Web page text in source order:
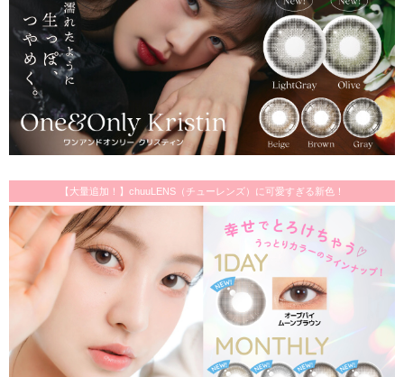
【大量追加！】chuuLENS（チューレンズ）に可愛すぎる新色！